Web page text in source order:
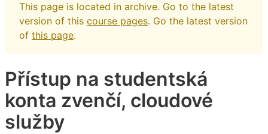
This page is located in archive. Go to the latest
version of this course pages. Go the latest version
of this page.
Přístup na studentská
konta zvenčí, cloudové
služby